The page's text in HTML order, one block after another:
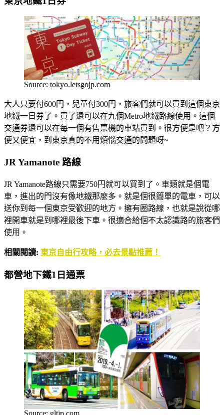
Source: tokyo.letsgojp.com
大人只要付600円，兒童付300円，旅客們就可以買到這個東京
地鐵一日券了。買了還可以在九個Metro地鐵路線使用。這個
交通券還可以在每一個有售票機的車站買到。很方便是吧？方
便又便宜，到東京真的不用煩惱交通的問題呀~
JR Yamanote 路線
JR Yamanote路線只需要750円就可以買到了。車類就是個電
車，進出的門沒有像地鐵那麼多。就是個很簡單的電車，可以
送你到每一個東京受歡迎的地方。擁有圈路線，也就是說從哪
裡開車就是到哪裡最後下車。很適合給個不太認識路的旅客們
使用。
相關閱讀: 東京自由行攻略，必去景點推薦！
都營地下鐵1日通票
Source: gltjp.com